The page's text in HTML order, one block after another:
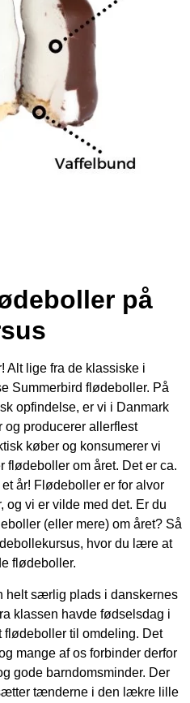
på
Alt lige fra de klassiske i
Summerbird flødeboller. På
opfindelse, er vi i Danmark
og producerer allerflest
køber og konsumerer vi
flødeboller om året. Det er ca.
år! Flødeboller er for alvor
og vi er vilde med det. Er du
(eller mere) om året? Så
hvor du lære at
flødeboller.
helt særlig plads i danskernes
klassen havde fødselsdag i
flødeboller til omdeling. Det
mange af os forbinder derfor
gode barndomsminder. Der
tænderne i den lækre lille